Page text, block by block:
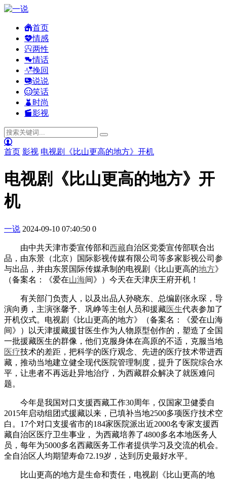
首页
情感
两性
情话
挽回
说说
笑话
时尚
影视
首页 影视 电视剧《比山更高的地方》开机
电视剧《比山更高的地方》开
机
一说 2024-09-10 07:40:50 0
由中共天津市委宣传部和西藏自治区党委宣传部联合出
品，由东景（北京）国际影视传媒有限公司等多家影视公司参
与出品，并由东景国际传媒承制的电视剧《比山更高的地方》
（备案名：《爱在山海间》）今天在天津庆王府开机！
有关部门负责人，以及出品人孙晓东、总编剧张永琛，导
演向勇，主演张馨予、巩峥等主创人员和援藏医生代表参加了
开机仪式。电视剧《比山更高的地方》（备案名：《爱在山海
间》）以天津援藏援甘医生作为人物原型创作的，塑造了全国
一批援藏医生的群像，他们克服身体在高原的不适，克服当地
医疗技术的差距，把科学的医疗观念、先进的医疗技术带进西
藏，推动当地建立健全现代医院管理制度，提升了医院综合水
平，让患者不再远赴异地治疗，为西藏群众解决了就医难问
题。
今年是我国对口支援西藏工作30周年，仅国家卫健委自
2015年启动组团式援藏以来，已填补当地2500多项医疗技术空
白。17个对口支援省市的184家医院派出近2000名专家支援西
藏自治区医疗卫生事业， 为西藏培养了4800多名本地医务人
员，每年为5000多名西藏医务工作者提供学习及交流的机会。
全自治区人均期望寿命72.19岁，达到历史最好水平。
比山更高的地方是生命和责任，电视剧《比山更高的地